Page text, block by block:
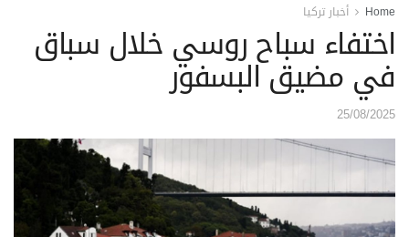
Home أخبار تركيا
اختفاء سباح روسي خلال سباق
في مضيق البسفور
25/08/2025